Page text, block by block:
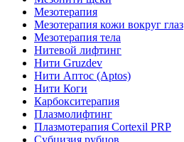
Мезотерапия
Мезотерапия кожи вокруг глаз
Мезотерапия тела
Нитевой лифтинг
Нити Gruzdev
Нити Аптос (Aptos)
Нити Коги
Карбокситерапия
Плазмолифтинг
Плазмотерапия Сortexil PRP
Субцизия рубцов